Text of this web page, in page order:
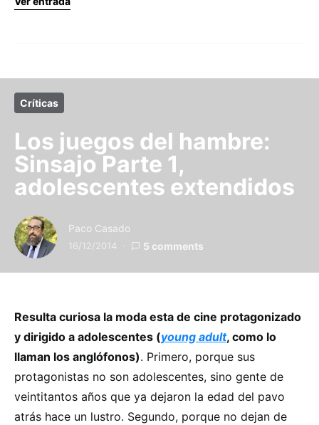
Críticas
Los juegos del hambre:
Sinsajo Parte 1,
adolescentes extendidos
Paco Casado
16/12/2014 5 comments
Resulta curiosa la moda esta de cine protagonizado
y dirigido a adolescentes (young adult, como lo
llaman los anglófonos). Primero, porque sus
protagonistas no son adolescentes, sino gente de
veintitantos años que ya dejaron la edad del pavo
atrás hace un lustro. Segundo, porque no dejan de